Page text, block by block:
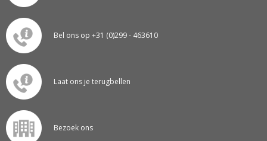
Bel ons op +31 (0)299 - 463610
Laat ons je terugbellen
Bezoek ons